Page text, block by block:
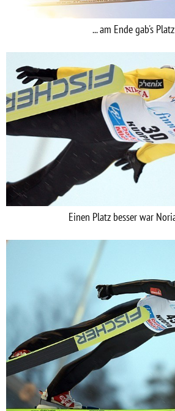
... am Ende gab's
Einen Platz besser war